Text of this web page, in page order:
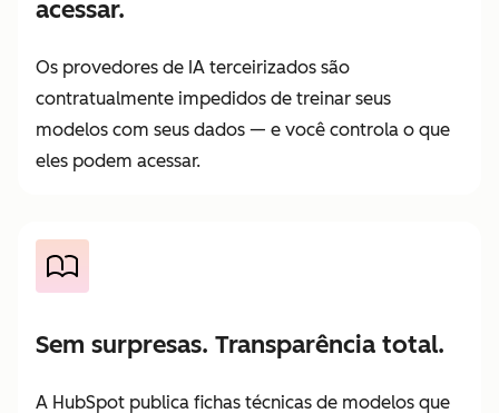
acessar.
Os provedores de IA terceirizados são
contratualmente impedidos de treinar seus
modelos com seus dados — e você controla o que
eles podem acessar.
Sem surpresas. Transparência total.
A HubSpot publica fichas técnicas de modelos que